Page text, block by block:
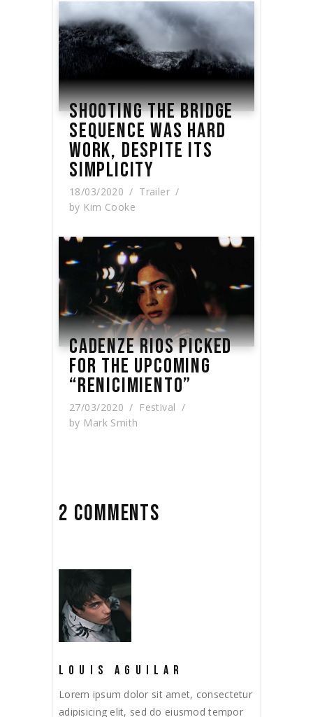
SHOOTING THE BRIDGE
SEQUENCE WAS HARD
WORK, DESPITE ITS
SIMPLICITY
18/03/2020
Trailer
by Kim Cooke
CADENZE RIOS PICKED
FOR THE UPCOMING
“RENICIMIENTO”
27/03/2020
Festival
by Mark Smith
2 COMMENTS
LOUIS AGUILAR
Lorem ipsum dolor sit amet, consectetur
adipisicing elit, sed do eiusmod tempor